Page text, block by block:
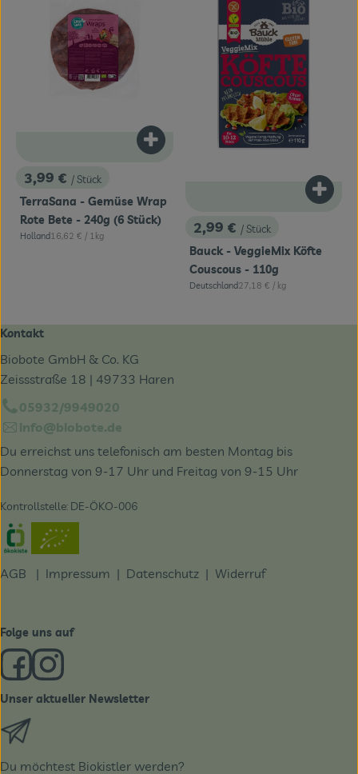
, Preis:
3,99 € / Stück
TerraSana - Gemüse Wrap
Rote Bete - 240g (6 Stück)
, Herkunft:
Holland, Referenzpreis:
16,62 € / 1kg
Produkt zum Warenkorb hinzufügen
, Preis:
2,99 € / Stück
Bauck - VeggieMix Köfte
Couscous - 110g
, Herkunft:
Deutschland, Referenzpreis:
27,18 € / kg
Kontakt
Biobote GmbH & Co. KG
Zeissstraße 18 | 49733 Haren
05932/9949020
info@biobote.de
Du erreichst uns telefonisch am besten Montag bis
Donnerstag von 9-17 Uhr und Freitag von 9-15 Uhr
Kontrollstelle: DE-ÖKO-006
Externer Link zu https://www.oekokiste.de/
AGB | Impressum | Datenschutz | Widerruf
Folge uns auf
Externer Link zu https://www.facebook.com/derBiobote/
Externer Link zu https://www.instagram.com/
Unser aktueller Newsletter
Du möchtest Biokistler werden?